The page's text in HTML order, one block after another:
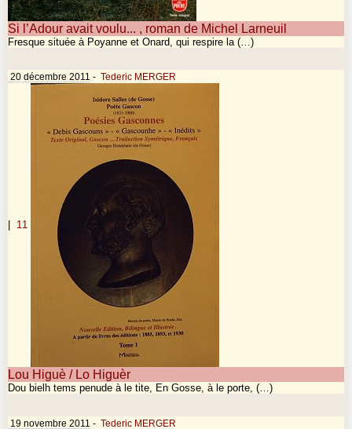
Si l’Adour avait voulu... , roman de Michel Larneuil
Fresque située à Poyanne et Onard, qui respire la (…)
20 décembre 2011 - Tederic MERGER
11
Lou Higuè / Lo Higuèr
Dou bielh tems penude à le tite, En Gosse, à le porte, (…)
19 novembre 2011 - Tederic MERGER